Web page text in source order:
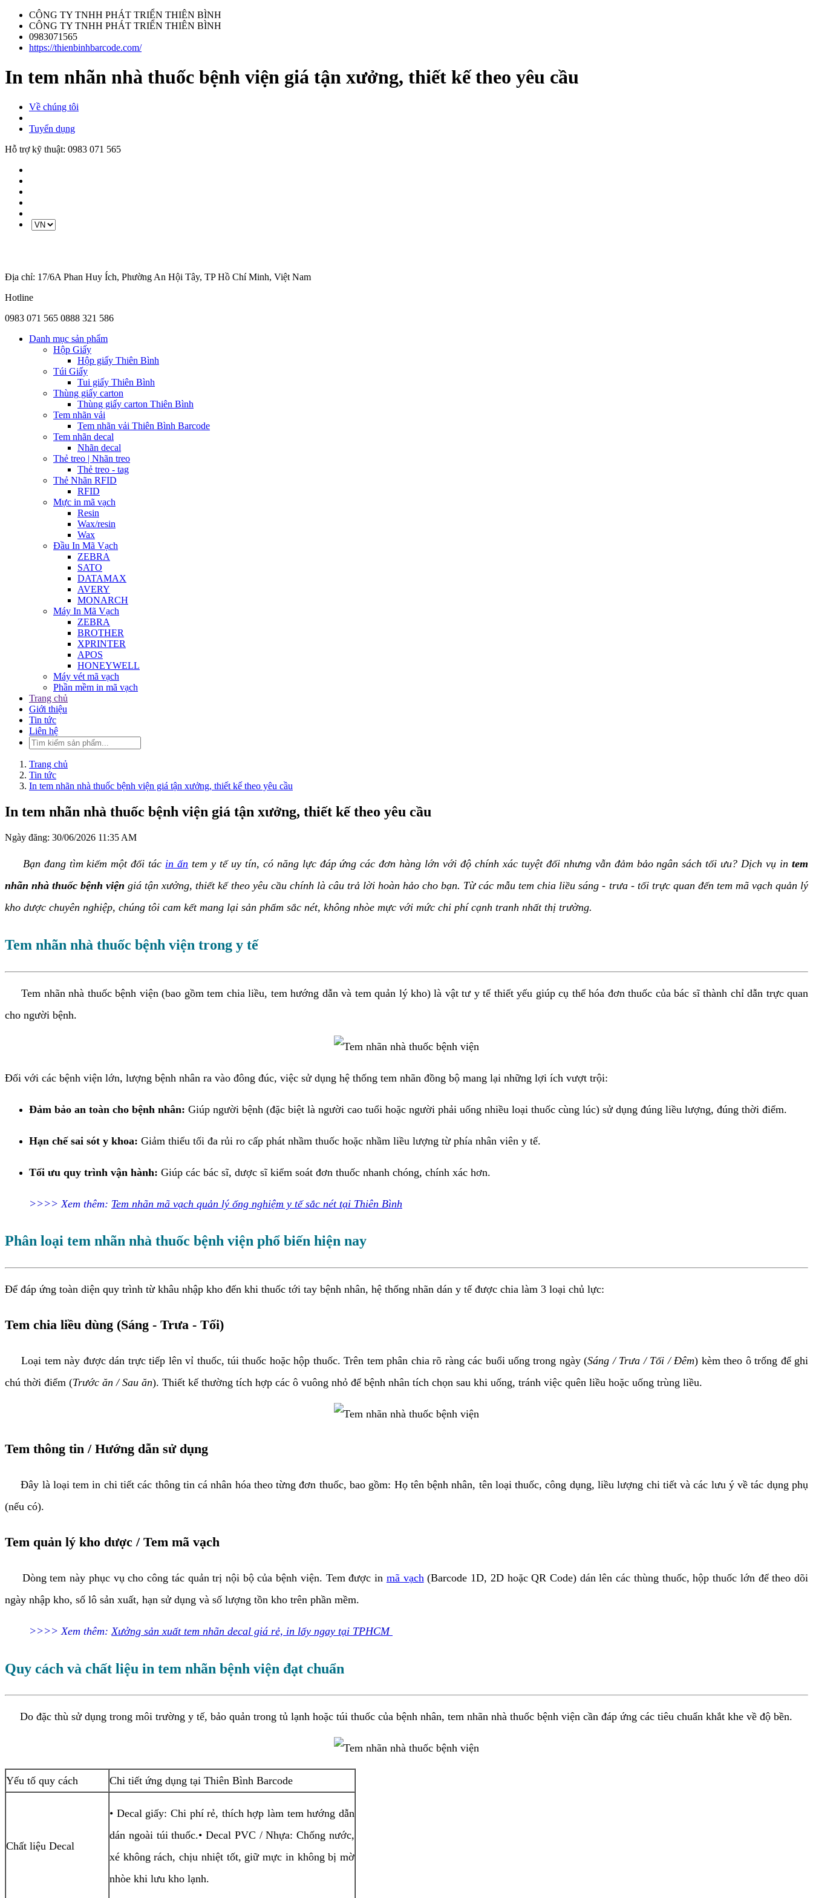
CÔNG TY TNHH PHÁT TRIỂN THIÊN BÌNH
CÔNG TY TNHH PHÁT TRIỂN THIÊN BÌNH
0983071565
https://thienbinhbarcode.com/
In tem nhãn nhà thuốc bệnh viện giá tận xưởng, thiết kế theo yêu cầu
Về chúng tôi
Tuyển dụng
Hỗ trợ kỹ thuật: 0983 071 565
Địa chỉ: 17/6A Phan Huy Ích, Phường An Hội Tây, TP Hồ Chí Minh, Việt Nam
Hotline
0983 071 565 0888 321 586
Danh mục sản phẩm
Hộp Giấy
Hộp giấy Thiên Bình
Túi Giấy
Tui giấy Thiên Bình
Thùng giấy carton
Thùng giấy carton Thiên Bình
Tem nhãn vải
Tem nhãn vải Thiên Bình Barcode
Tem nhãn decal
Nhãn decal
Thẻ treo | Nhãn treo
Thẻ treo - tag
Thẻ Nhãn RFID
RFID
Mực in mã vạch
Resin
Wax/resin
Wax
Đầu In Mã Vạch
ZEBRA
SATO
DATAMAX
AVERY
MONARCH
Máy In Mã Vạch
ZEBRA
BROTHER
XPRINTER
APOS
HONEYWELL
Máy vét mã vạch
Phần mềm in mã vạch
Trang chủ
Giới thiệu
Tin tức
Liên hệ
Trang chủ
Tin tức
In tem nhãn nhà thuốc bệnh viện giá tận xưởng, thiết kế theo yêu cầu
In tem nhãn nhà thuốc bệnh viện giá tận xưởng, thiết kế theo yêu cầu
Ngày đăng: 30/06/2026 11:35 AM
Bạn đang tìm kiếm một đối tác in ấn tem y tế uy tín, có năng lực đáp ứng các đơn hàng lớn với độ chính xác tuyệt đối nhưng vẫn đảm bảo ngân sách tối ưu? Dịch vụ intem
nhãn nhà thuốc bệnh viện giá tận xưởng, thiết kế theo yêu cầu chính là câu trả lời hoàn hảo cho bạn. Từ các mẫu tem chia liều sáng - trưa - tối trực quan đến tem mã vạch quản lý
kho dược chuyên nghiệp, chúng tôi cam kết mang lại sản phẩm sắc nét, không nhòe mực với mức chi phí cạnh tranh nhất thị trường.
Tem nhãn nhà thuốc bệnh viện trong y tế
Tem nhãn nhà thuốc bệnh viện (bao gồm tem chia liều, tem hướng dẫn và tem quản lý kho) là vật tư y tế thiết yếu giúp cụ thể hóa đơn thuốc của bác sĩ thành chỉ dẫn trực quan
cho người bệnh.
Đối với các bệnh viện lớn, lượng bệnh nhân ra vào đông đúc, việc sử dụng hệ thống tem nhãn đồng bộ mang lại những lợi ích vượt trội:
Đảm bảo an toàn cho bệnh nhân: Giúp người bệnh (đặc biệt là người cao tuổi hoặc người phải uống nhiều loại thuốc cùng lúc) sử dụng đúng liều lượng, đúng thời điểm.
Hạn chế sai sót y khoa: Giảm thiểu tối đa rủi ro cấp phát nhầm thuốc hoặc nhầm liều lượng từ phía nhân viên y tế.
Tối ưu quy trình vận hành: Giúp các bác sĩ, dược sĩ kiểm soát đơn thuốc nhanh chóng, chính xác hơn.
>>>> Xem thêm: Tem nhãn mã vạch quản lý ống nghiệm y tế sắc nét tại Thiên Bình
Phân loại tem nhãn nhà thuốc bệnh viện phổ biến hiện nay
Để đáp ứng toàn diện quy trình từ khâu nhập kho đến khi thuốc tới tay bệnh nhân, hệ thống nhãn dán y tế được chia làm 3 loại chủ lực:
Tem chia liều dùng (Sáng - Trưa - Tối)
Loại tem này được dán trực tiếp lên vỉ thuốc, túi thuốc hoặc hộp thuốc. Trên tem phân chia rõ ràng các buổi uống trong ngày (Sáng / Trưa / Tối / Đêm) kèm theo ô trống để ghi
chú thời điểm (Trước ăn / Sau ăn). Thiết kế thường tích hợp các ô vuông nhỏ để bệnh nhân tích chọn sau khi uống, tránh việc quên liều hoặc uống trùng liều.
Tem thông tin / Hướng dẫn sử dụng
Đây là loại tem in chi tiết các thông tin cá nhân hóa theo từng đơn thuốc, bao gồm: Họ tên bệnh nhân, tên loại thuốc, công dụng, liều lượng chi tiết và các lưu ý về tác dụng phụ
(nếu có).
Tem quản lý kho dược / Tem mã vạch
Dòng tem này phục vụ cho công tác quản trị nội bộ của bệnh viện. Tem được in mã vạch (Barcode 1D, 2D hoặc QR Code) dán lên các thùng thuốc, hộp thuốc lớn để theo dõi
ngày nhập kho, số lô sản xuất, hạn sử dụng và số lượng tồn kho trên phần mềm.
>>>> Xem thêm: Xưởng sản xuất tem nhãn decal giá rẻ, in lấy ngay tại TPHCM
Quy cách và chất liệu in tem nhãn bệnh viện đạt chuẩn
Do đặc thù sử dụng trong môi trường y tế, bảo quản trong tủ lạnh hoặc túi thuốc của bệnh nhân, tem nhãn nhà thuốc bệnh viện cần đáp ứng các tiêu chuẩn khắt khe về độ bền.
Yếu tố quy cách Chi tiết ứng dụng tại Thiên Bình Barcode
Chất liệu Decal
• Decal giấy: Chi phí rẻ, thích hợp làm tem hướng dẫn
dán ngoài túi thuốc.• Decal PVC / Nhựa: Chống nước,
xé không rách, chịu nhiệt tốt, giữ mực in không bị mờ
nhòe khi lưu kho lạnh.